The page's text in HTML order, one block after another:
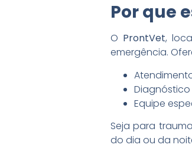
Por que
O ProntVet,
emergência.
Equipe
Seja para
do dia ou da